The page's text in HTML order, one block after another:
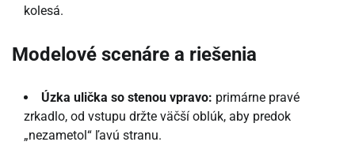
kolesá.
Modelové scenáre a riešenia
Úzka ulička so stenou vpravo: primárne pravé
zrkadlo, od vstupu držte väčší oblúk, aby predok
„nezametol“ ľavú stranu.